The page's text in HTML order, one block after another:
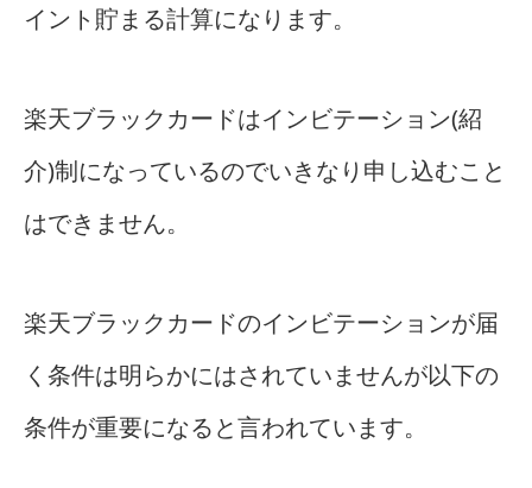
イント貯まる計算になります。
楽天ブラックカードはインビテーション(紹
介)制になっているのでいきなり申し込むこと
はできません。
楽天ブラックカードのインビテーションが届
く条件は明らかにはされていませんが以下の
条件が重要になると言われています。